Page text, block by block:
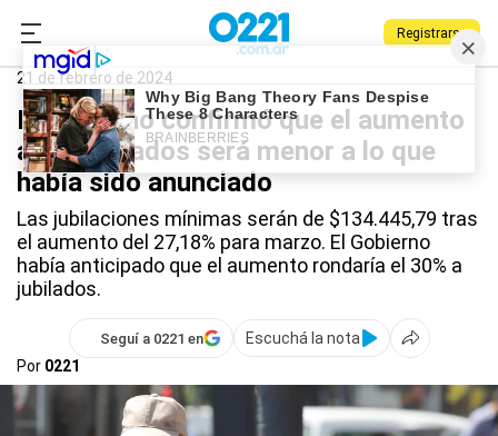
Registrarse
0221.com.ar
Jubilaciones
21 de febrero de 2024
El Gobierno confirmó que el aumento
a los jubilados será menor a lo que
había sido anunciado
Las jubilaciones mínimas serán de $134.445,79 tras
el aumento del 27,18% para marzo. El Gobierno
había anticipado que el aumento rondaría el 30% a
jubilados.
Seguí a 0221 en
Escuchá la nota
Por 0221